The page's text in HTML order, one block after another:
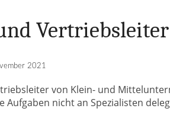
2021
von Klein- und
Aufgaben nicht an Spezialisten